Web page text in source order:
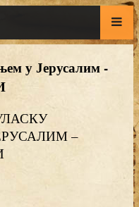
у Јерусалим -